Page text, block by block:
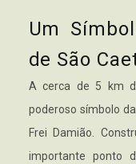
Um
de São
A cerca de 5 km
poderoso símbolo
Frei Damião.
importante ponto